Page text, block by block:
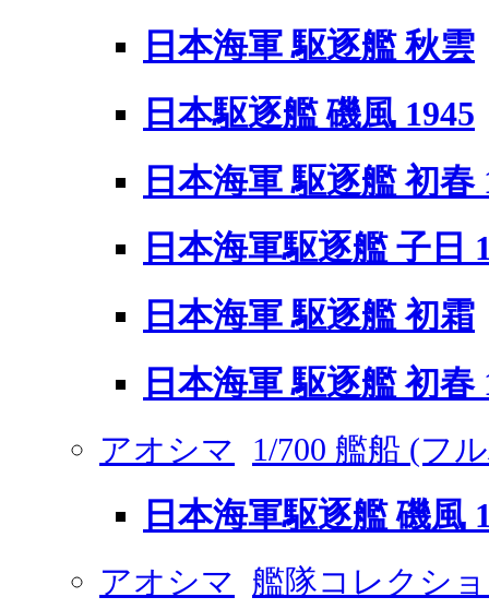
日本海軍 駆逐艦 秋雲
日本駆逐艦 磯風 1945
日本海軍 駆逐艦 初春
日本海軍駆逐艦 子日
日本海軍 駆逐艦 初霜
日本海軍 駆逐艦 初春
アオシマ 1/700 艦船 (フ
日本海軍駆逐艦 磯風
アオシマ 艦隊コレクシ